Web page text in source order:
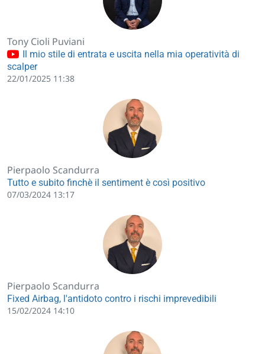
Tony Cioli Puviani
Il mio stile di entrata e uscita nella mia operatività di
scalper
22/01/2025 11:38
Pierpaolo Scandurra
Tutto e subito finchè il sentiment è così positivo
07/03/2024 13:17
Pierpaolo Scandurra
Fixed Airbag, l'antidoto contro i rischi imprevedibili
15/02/2024 14:10